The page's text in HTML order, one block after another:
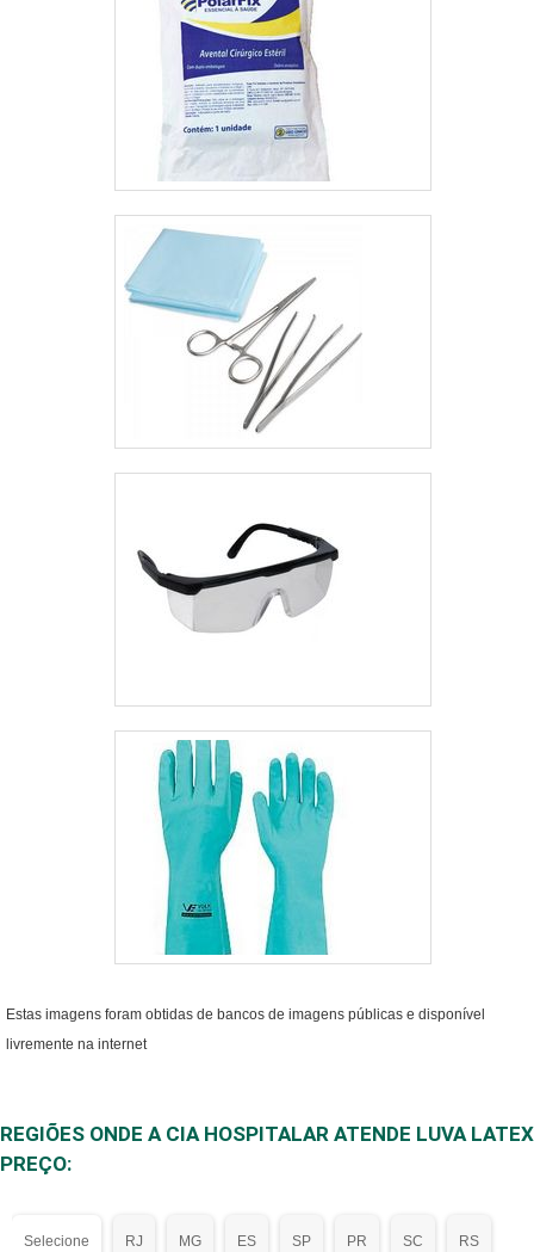
Estas imagens foram obtidas de bancos de imagens públicas e disponível
livremente na internet
REGIÕES ONDE A CIA HOSPITALAR ATENDE LUVA LATEX
PREÇO:
Selecione RJ MG ES SP PR SC RS